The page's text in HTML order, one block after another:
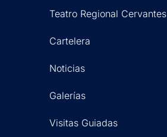
Teatro Regional Cervantes
Cartelera
Noticias
Galerías
Visitas Guiadas